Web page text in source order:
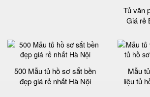
Tủ văn
Giá rẻ
500 Mẫu tủ hồ sơ sắt bền
đẹp giá rẻ nhất Hà Nội
Mẫu
liệu tủ